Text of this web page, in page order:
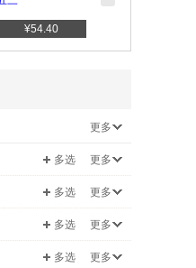
¥54.40
更多
多选 更多
多选 更多
多选 更多
多选
更多